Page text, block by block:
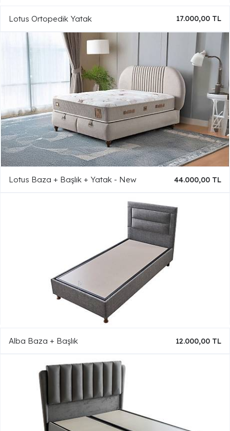
Lotus Ortopedik Yatak 17.000,00 TL
Lotus Baza + Başlık + Yatak - New 44.000,00 TL
Alba Baza + Başlık 12.000,00 TL